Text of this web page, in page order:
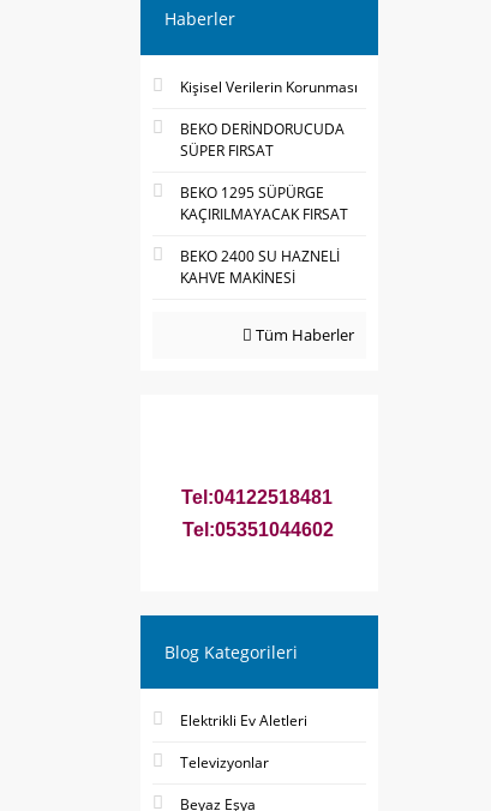
Haberler
Kişisel Verilerin Korunması
BEKO DERİNDORUCUDA
SÜPER FIRSAT
BEKO 1295 SÜPÜRGE
KAÇIRILMAYACAK FIRSAT
BEKO 2400 SU HAZNELİ
KAHVE MAKİNESİ
Tüm Haberler
Tel:04122518481
Tel:05351044602
Blog Kategorileri
Elektrikli Ev Aletleri
Televizyonlar
Beyaz Eşya